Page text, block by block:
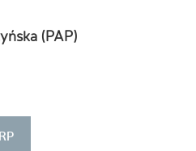
(PAP)